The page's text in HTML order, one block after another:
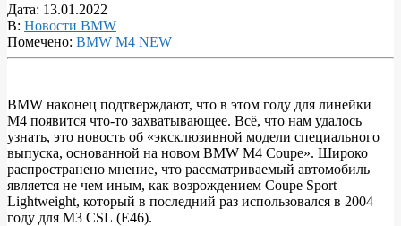
Дата: 13.01.2022
В: Новости BMW
Помечено: BMW M4 NEW
BMW
M
официально
подтверждает
BMW наконец подтверждают, что в этом году для линейки
M4 появится что-то захватывающее. Всё, что нам удалось
узнать, это новость об «эксклюзивной модели специального
выпуска, основанной на новом BMW M4 Coupe». Широко
распространено мнение, что рассматриваемый автомобиль
является не чем иным, как возрождением Coupe Sport
Lightweight, который в последний раз использовался в 2004
году для M3 CSL (E46).